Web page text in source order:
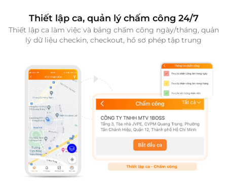
Thiết lập ca, quản lý chấm công 24/7
Thiết lập ca làm việc và bảng chấm công ngày/tháng, quản
lý dữ liệu checkin, checkout, hồ sơ phép tập trung